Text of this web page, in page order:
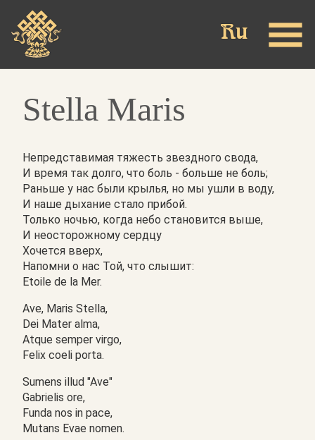
main
content
Stella Maris
Непредставимая тяжесть звездного свода,
И время так долго, что боль - больше не боль;
Раньше у нас были крылья, но мы ушли в воду,
И наше дыхание стало прибой.
Только ночью, когда небо становится выше,
И неосторожному сердцу
Хочется вверх,
Напомни о нас Той, что слышит:
Etoile de la Mer.
Ave, Maris Stella,
Dei Mater alma,
Atque semper virgo,
Felix coeli porta.
Sumens illud "Ave"
Gabrielis ore,
Funda nos in pace,
Mutans Evae nomen.